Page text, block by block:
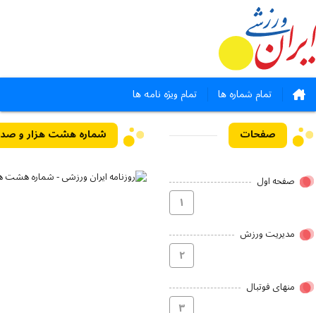
تمام شماره ها تمام ویژه نامه ها
صفحات
صفحه اول
۱
مدیریت ورزش
۲
منهای فوتبال
۳